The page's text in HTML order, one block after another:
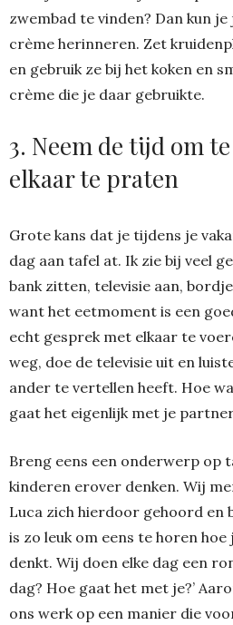
zwembad te vinden? Dan kun
crème herinneren. Zet
en gebruik ze bij het koken en
crème die je daar gebruikte.
3. Neem de tijd om
elkaar te praten
Grote kans dat je tijdens je
dag aan tafel at. Ik zie bij veel
bank zitten, televisie aan,
want het eetmoment is een
echt gesprek met elkaar te
weg, doe de televisie uit en
ander te vertellen heeft. Hoe
gaat het eigenlijk met je
Breng eens een onderwerp op
kinderen erover denken. Wij
Luca zich hierdoor gehoord en
is zo leuk om eens te horen
denkt. Wij doen elke dag een
dag? Hoe gaat het met je?’
ons werk op een manier die